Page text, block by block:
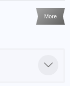
More